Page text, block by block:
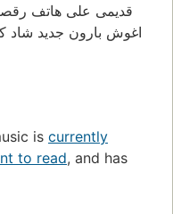
قدیمی علی هاتف
اغوش بارون جدید شاد
is currently
to read, and has